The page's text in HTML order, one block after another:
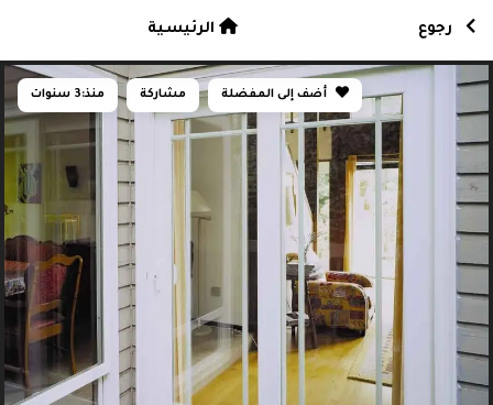
أضف إلى المفضلة مشاركة منذ:3 سنوات
رجوع الرئيسية